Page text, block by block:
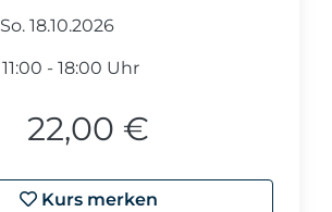
So. 18.10.2026
11:00 - 18:00 Uhr
22,00 €
Kurs merken